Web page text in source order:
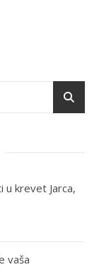
u krevet Jarca,
vaša